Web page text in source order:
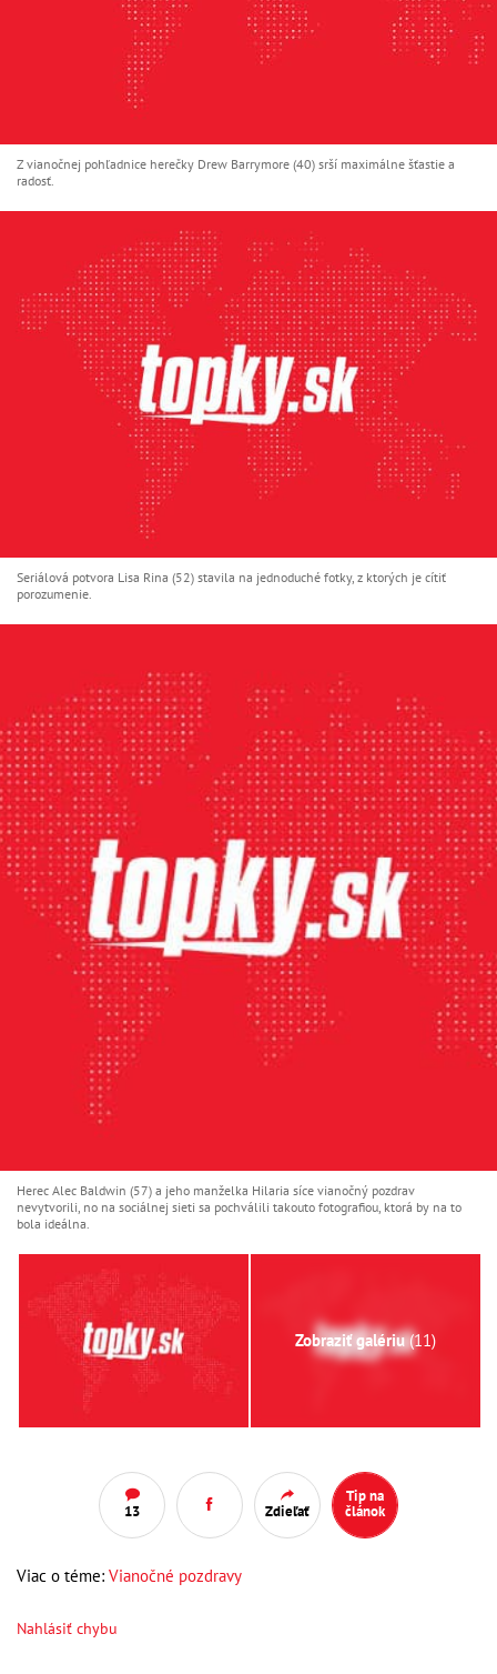
Z vianočnej pohľadnice herečky Drew Barrymore (40) srší maximálne šťastie a
radosť.
Seriálová potvora Lisa Rina (52) stavila na jednoduché fotky, z ktorých je cítiť
porozumenie.
Herec Alec Baldwin (57) a jeho manželka Hilaria síce vianočný pozdrav
nevytvorili, no na sociálnej sieti sa pochválili takouto fotografiou, ktorá by na to
bola ideálna.
Zobraziť galériu(11)
13 Zdieľať
Tip na
článok
Viac o téme: Vianočné pozdravy
Nahlásiť chybu